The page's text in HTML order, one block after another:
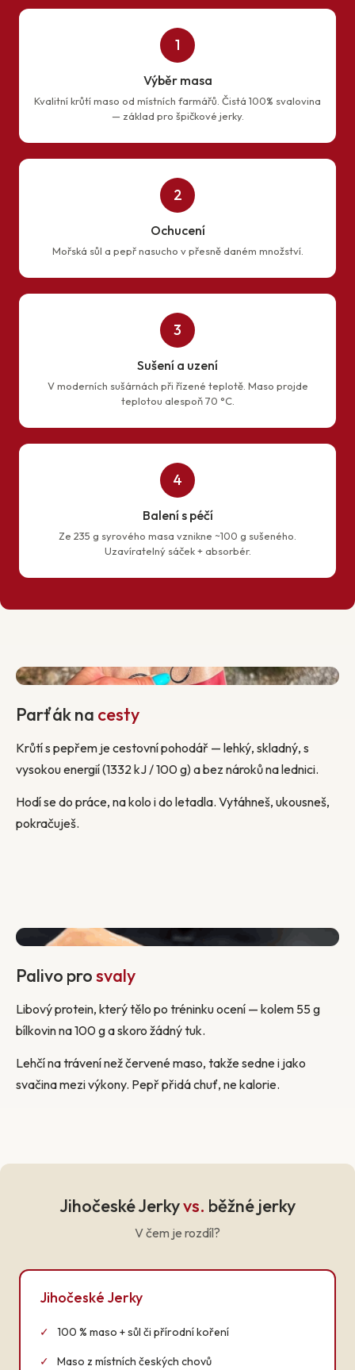
1
Výběr masa
Kvalitní krůtí maso od místních farmářů. Čistá 100% svalovina
— základ pro špičkové jerky.
2
Ochucení
Mořská sůl a pepř nasucho v přesně daném množství.
3
Sušení a uzení
V moderních sušárnách při řízené teplotě. Maso projde
teplotou alespoň 70 °C.
4
Balení s péčí
Ze 235 g syrového masa vznikne ~100 g sušeného.
Uzavíratelný sáček + absorbér.
Parťák na cesty
Krůtí s pepřem je cestovní pohodář — lehký, skladný, s
vysokou energií (1332 kJ / 100 g) a bez nároků na lednici.
Hodí se do práce, na kolo i do letadla. Vytáhneš, ukousneš,
pokračuješ.
Palivo prosvaly
Libový protein, který tělo po tréninku ocení — kolem 55 g
bílkovin na 100 g a skoro žádný tuk.
Lehčí na trávení než červené maso, takže sedne i jako
svačina mezi výkony. Pepř přidá chuť, ne kalorie.
Jihočeské Jerkyvs. běžné jerky
V čem je rozdíl?
Jihočeské Jerky
✓ 100 % maso + sůl či přírodní koření
✓ Maso z místních českých chovů